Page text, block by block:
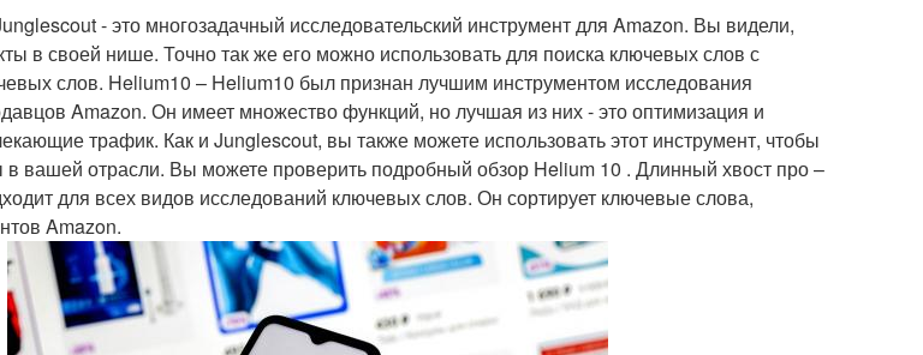
- это многозадачный исследовательский инструмент для Amazon. Вы видели,
в своей нише. Точно так же его можно использовать для поиска ключевых слов с
слов. Helium10 – Helium10 был признан лучшим инструментом исследования
Amazon. Он имеет множество функций, но лучшая из них - это оптимизация и
трафик. Как и Junglescout, вы также можете использовать этот инструмент, чтобы
в вашей отрасли. Вы можете проверить подробный обзор Helium 10 . Длинный хвост про –
для всех видов исследований ключевых слов. Он сортирует ключевые слова,
Amazon.